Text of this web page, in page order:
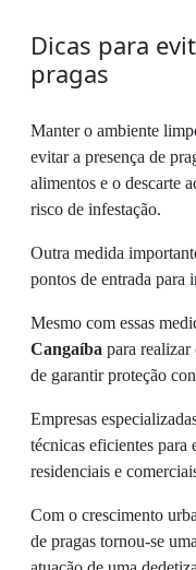
Dicas para
pragas
Manter o ambiente
evitar a presença de
alimentos e o descarte
risco de infestação.
Outra medida
pontos de entrada para
Mesmo com essas
Cangaíba para
de garantir proteção
Empresas
técnicas eficientes para
residenciais e
Com o crescimento
de pragas tornou-se